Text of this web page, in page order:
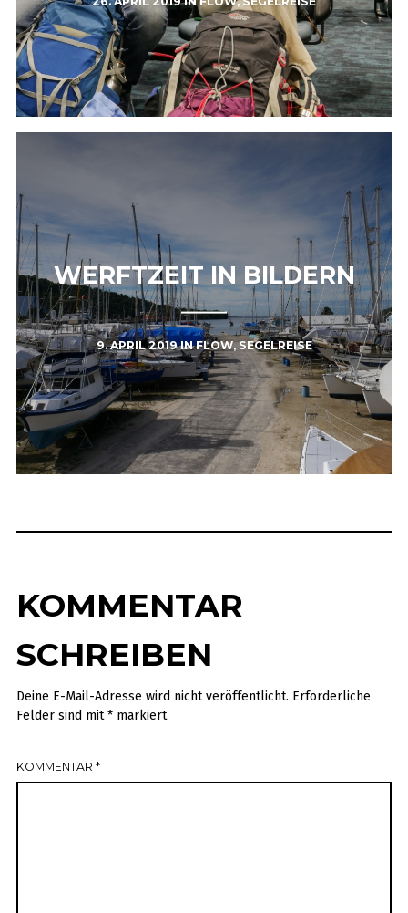
WERFTZEIT IN BILDERN
9. APRIL 2019INFLOW,SEGELREISE
KOMMENTAR
SCHREIBEN
Deine E-Mail-Adresse wird nicht veröffentlicht. Erforderliche
Felder sind mit*markiert
KOMMENTAR *